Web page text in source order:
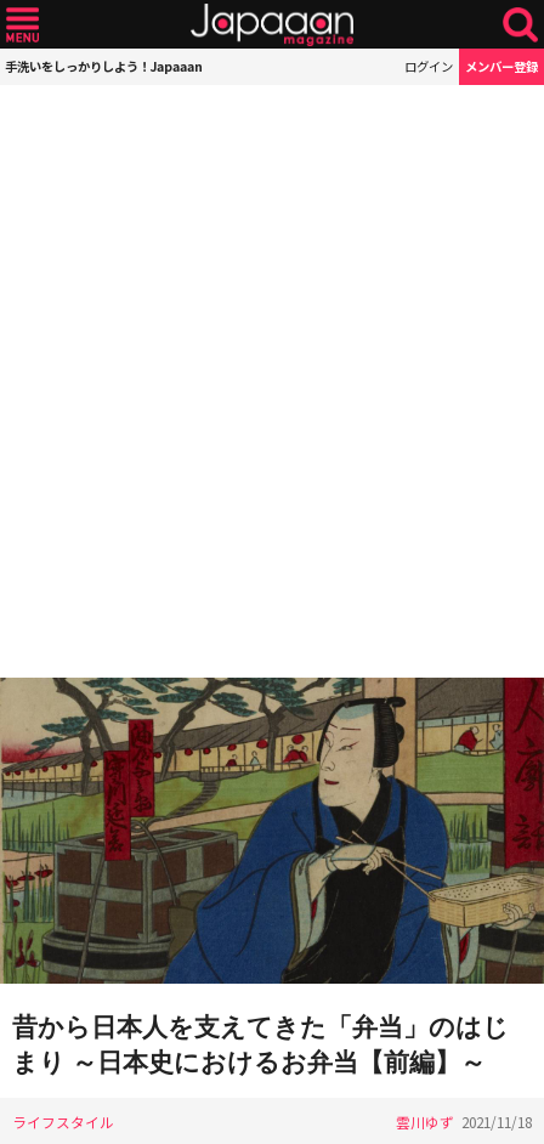
手洗いをしっかりしよう！Japaaan ログイン メンバー登録
昔から日本人を支えてきた「弁当」のはじ
まり ～日本史におけるお弁当【前編】～
ライフスタイル 雲川ゆず 2021/11/18